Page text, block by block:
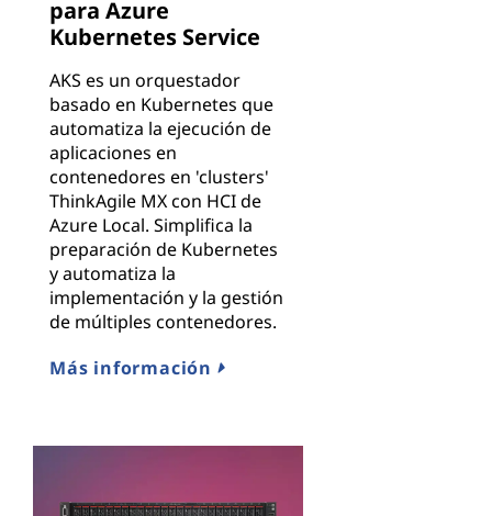
para Azure
Kubernetes Service
AKS es un orquestador
basado en Kubernetes que
automatiza la ejecución de
aplicaciones en
contenedores en 'clusters'
ThinkAgile MX con HCI de
Azure Local. Simplifica la
preparación de Kubernetes
y automatiza la
implementación y la gestión
de múltiples contenedores.
Más información